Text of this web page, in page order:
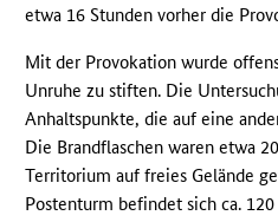
etwa 16 Stunden vorher die
Mit der Provokation wurde
Unruhe zu stiften. Die
Anhaltspunkte, die auf eine
Die Brandflaschen waren etwa
Territorium auf freies Gelände
Postenturm befindet sich ca.